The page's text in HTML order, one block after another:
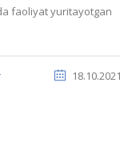
faoliyat yuritayotgan